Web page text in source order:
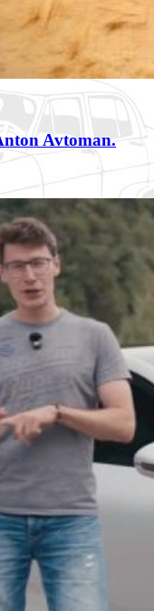
Avtoman.